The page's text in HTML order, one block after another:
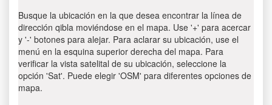
Busque la ubicación en la que desea encontrar la línea de
dirección qibla moviéndose en el mapa. Use '+' para acercar
y '-' botones para alejar. Para aclarar su ubicación, use el
menú en la esquina superior derecha del mapa. Para
verificar la vista satelital de su ubicación, seleccione la
opción 'Sat'. Puede elegir 'OSM' para diferentes opciones de
mapa.